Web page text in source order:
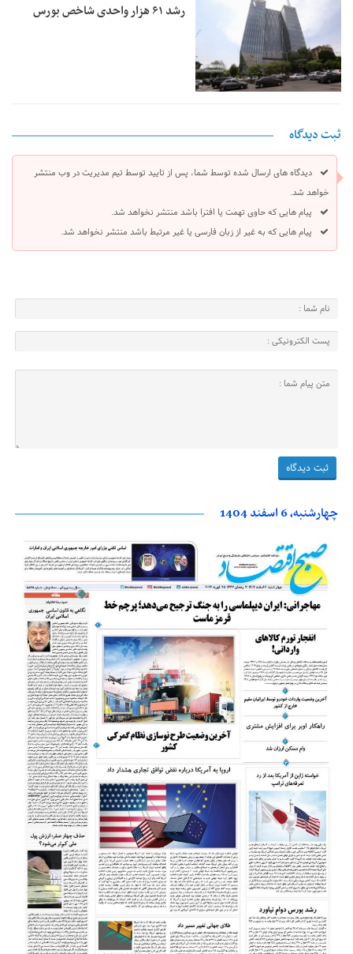
رشد ۶۱ هزار واحدی شاخص بورس
ثبت دیدگاه
دیدگاه های ارسال شده توسط شما، پس از تایید توسط تیم مدیریت در وب منتشر
خواهد شد.
پیام هایی که حاوی تهمت یا افترا باشد منتشر نخواهد شد.
پیام هایی که به غیر از زبان فارسی یا غیر مرتبط باشد منتشر نخواهد شد.
چهارشنبه، 6 اسفند 1404